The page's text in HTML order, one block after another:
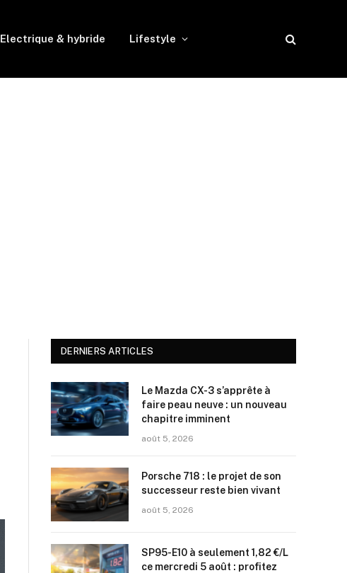
Electrique & hybride Lifestyle
DERNIERS ARTICLES
Le Mazda CX-3 s’apprête à
faire peau neuve : un nouveau
chapitre imminent
août 5, 2026
Porsche 718 : le projet de son
successeur reste bien vivant
août 5, 2026
SP95-E10 à seulement 1,82 €/L
ce mercredi 5 août : profitez